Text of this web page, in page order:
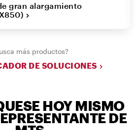
gran alargamiento
más productos?
DE SOLUCIONES
HOY MISMO
DE